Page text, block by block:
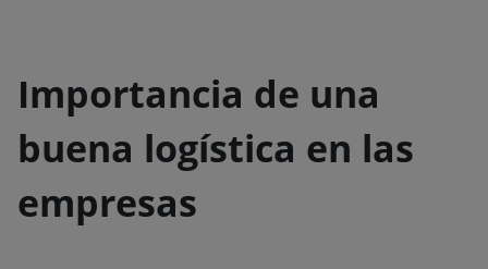
Importancia de una
buena logística en las
empresas